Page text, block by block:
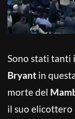
Sono stati tanti
Bryant in
morte del
il suo